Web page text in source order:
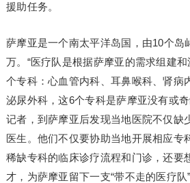
援助任务。
萨摩亚是一个南太平洋岛国，由10个岛
万。“医疗队是根据萨摩亚的需求组建
个专科：心血管内科、耳鼻喉科、肾病
泌尿外科，这6个专科是萨摩亚没有或
记者，到萨摩亚后发现当地医院不仅缺
医生。他们不仅要协助当地开展相应专
稀缺专科的临床诊疗流程和门诊，还要
才，为萨摩亚留下一支“带不走的医疗队”